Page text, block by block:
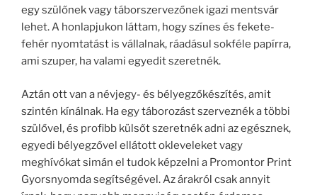
egy szülőnek vagy táborszervezőnek igazi mentsvár
lehet. A honlapjukon láttam, hogy színes és fekete-
fehér nyomtatást is vállalnak, ráadásul sokféle papírra,
ami szuper, ha valami egyedit szeretnék.
Aztán ott van a névjegy- és bélyegzőkészítés, amit
szintén kínálnak. Ha egy táborozást szerveznék a többi
szülővel, és profibb külsőt szeretnék adni az egésznek,
egyedi bélyegzővel ellátott okleveleket vagy
meghívókat simán el tudok képzelni a Promontor Print
Gyorsnyomda segítségével. Az árakról csak annyit